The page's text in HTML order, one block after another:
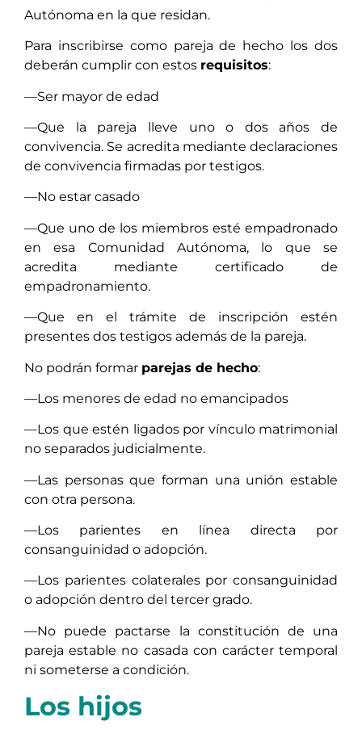
Autónoma en la que residan.
Para inscribirse como pareja de hecho los dos
deberán cumplir con estos requisitos:
—Ser mayor de edad
—Que la pareja lleve uno o dos años de
convivencia. Se acredita mediante declaraciones
de convivencia firmadas por testigos.
—No estar casado
—Que uno de los miembros esté empadronado
en esa Comunidad Autónoma, lo que se
acredita mediante certificado de
empadronamiento.
—Que en el trámite de inscripción estén
presentes dos testigos además de la pareja.
No podrán formar parejas de hecho:
—Los menores de edad no emancipados
—Los que estén ligados por vínculo matrimonial
no separados judicialmente.
—Las personas que forman una unión estable
con otra persona.
—Los parientes en línea directa por
consanguinidad o adopción.
—Los parientes colaterales por consanguinidad
o adopción dentro del tercer grado.
—No puede pactarse la constitución de una
pareja estable no casada con carácter temporal
ni someterse a condición.
Los hijos